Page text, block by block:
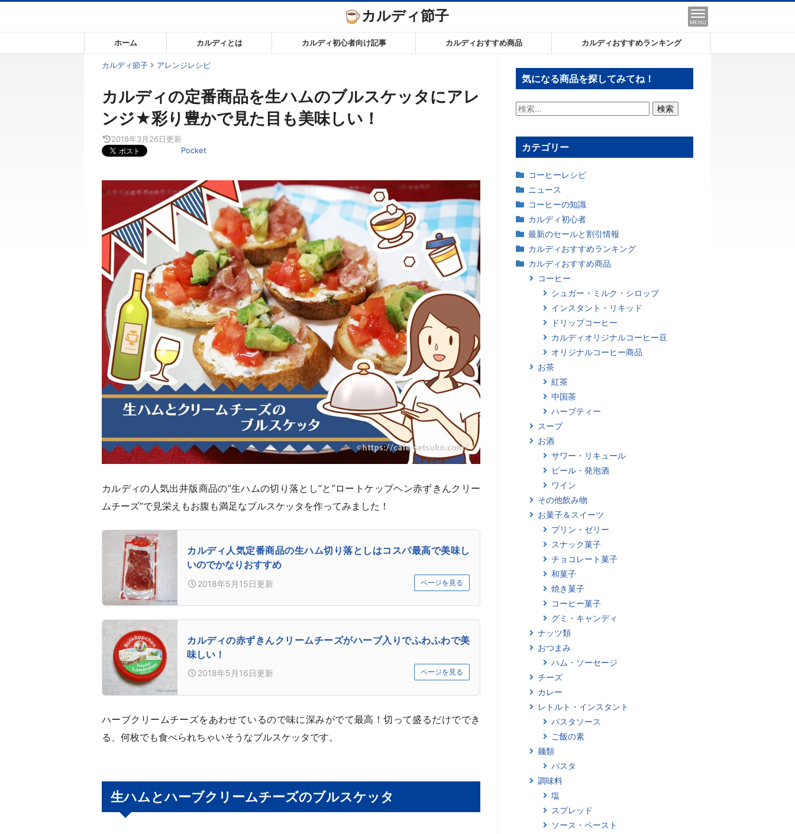
ン
カルディ節子 MENU
ホーム カルディとは カルディ初心者向け記事 カルディおすすめ商品 カルディおすすめランキング
カルディ節子 アレンジレシピ
カルディの定番商品を生ハムのブルスケッタにアレ
ンジ★彩り豊かで見た目も美味しい！
2018年3月26日更新
Pocket
カルディの人気出井版商品の”生ハムの切り落とし”と”ロートケップヘン赤ずきんクリー
ムチーズ”で見栄えもお腹も満足なブルスケッタを作ってみました！
カルディ人気定番商品の生ハム切り落としはコスパ最高で美味し
いのでかなりおすすめ
2018年5月15日更新 ページを見る
カルディの赤ずきんクリームチーズがハーブ入りでふわふわで美
味しい！
2018年5月16日更新 ページを見る
ハーブクリームチーズをあわせているので味に深みがでて最高！切って盛るだけででき
る、何枚でも食べられちゃいそうなブルスケッタです。
生ハムとハーブクリームチーズのブルスケッタ
気になる商品を探してみてね！
検
カテゴリー
コーヒーレシピ
ニュース
コーヒーの知識
カルディ初心者
最新のセールと割引情報
カルディおすすめランキング
カルディおすすめ商品
コーヒー
シュガー・ミルク・シロップ
インスタント・リキッド
ドリップコーヒー
カルディオリジナルコーヒー豆
オリジナルコーヒー商品
お茶
紅茶
中国茶
ハーブティー
スープ
お酒
サワー・リキュール
ビール・発泡酒
ワイン
その他飲み物
お菓子＆スイーツ
プリン・ゼリー
スナック菓子
チョコレート菓子
和菓子
焼き菓子
コーヒー菓子
グミ・キャンディ
ナッツ類
おつまみ
ハム・ソーセージ
チーズ
カレー
レトルト・インスタント
パスタソース
ご飯の素
麺類
パスタ
調味料
塩
スプレッド
ソース・ペースト